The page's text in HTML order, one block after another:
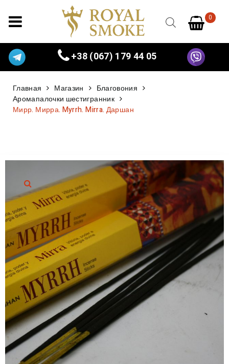
0
+38 (067) 179 44 05
Главная Магазин
Благовония
Аромапалочки шестигранник
Мирр. Мирра. Myrrh. Mirra. Даршан